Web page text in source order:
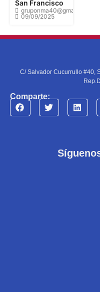
San Francisco
gruponma40@gmail.com
09/09/2025
C/ Salvador Cucurrullo #40,
Comparte: